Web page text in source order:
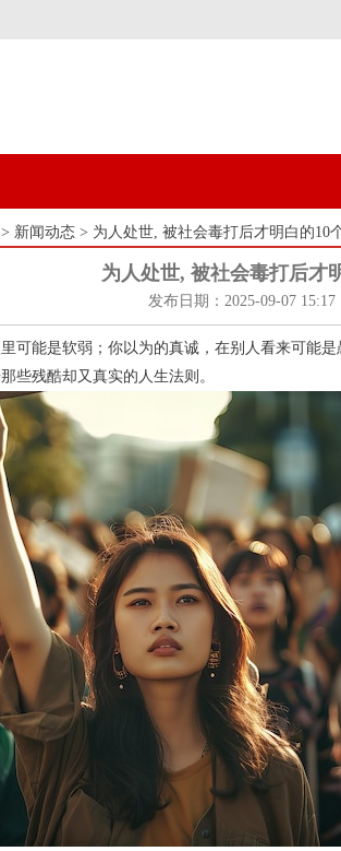
> 新闻动态 > 为人处世, 被社会毒打后才明白的10
为人处世, 被社会毒打后才
发布日期：2025-09-07
可能是软弱；你以为的真诚，在别人看来可能
些残酷却又真实的人生法则。